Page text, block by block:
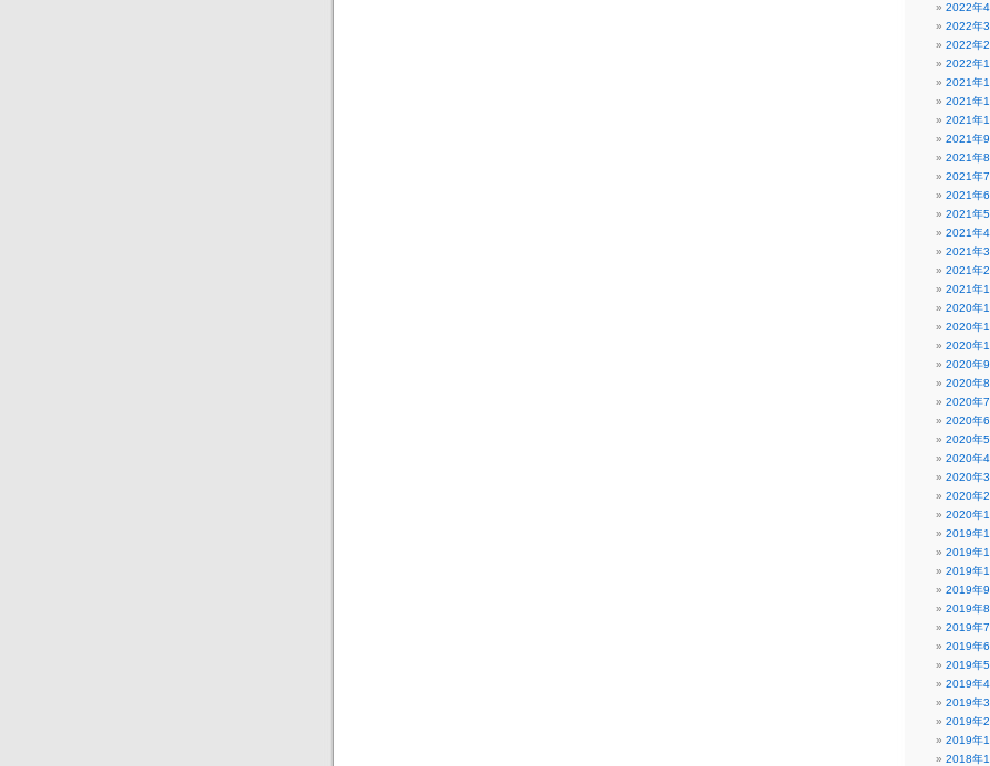
2022年4
2022年3
2022年2
2022年1
2021年
2021年
2021年
2021年9
2021年8
2021年7
2021年6
2021年5
2021年4
2021年3
2021年2
2021年1
2020年
2020年
2020年
2020年9
2020年8
2020年7
2020年6
2020年5
2020年4
2020年3
2020年2
2020年1
2019年
2019年
2019年
2019年9
2019年8
2019年7
2019年6
2019年5
2019年4
2019年3
2019年2
2019年1
2018年